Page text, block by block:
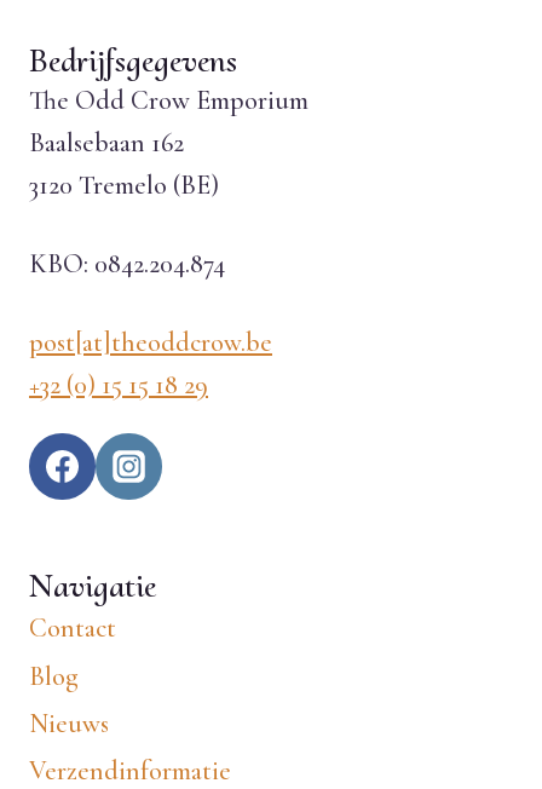
Bedrijfsgegevens
The Odd Crow Emporium
Baalsebaan 162
3120 Tremelo (BE)
KBO: 0842.204.874
post[at]theoddcrow.be
+32 (0) 15 15 18 29
Navigatie
Contact
Blog
Nieuws
Verzendinformatie